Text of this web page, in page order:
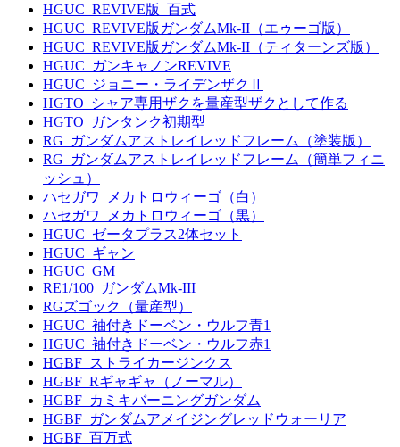
HGUC_REVIVE版_百式
HGUC_REVIVE版ガンダムMk-II（エゥーゴ版）
HGUC_REVIVE版ガンダムMk-II（ティターンズ版）
HGUC_ガンキャノンREVIVE
HGUC_ジョニー・ライデンザクⅡ
HGTO_シャア専用ザクを量産型ザクとして作る
HGTO_ガンタンク初期型
RG_ガンダムアストレイレッドフレーム（塗装版）
RG_ガンダムアストレイレッドフレーム（簡単フィニ
ッシュ）
ハセガワ_メカトロウィーゴ（白）
ハセガワ_メカトロウィーゴ（黒）
HGUC_ゼータプラス2体セット
HGUC_ギャン
HGUC_GM
RE1/100_ガンダムMk-III
RGズゴック（量産型）
HGUC_袖付きドーベン・ウルフ青1
HGUC_袖付きドーベン・ウルフ赤1
HGBF_ストライカージンクス
HGBF_Rギャギャ（ノーマル）
HGBF_カミキバーニングガンダム
HGBF_ガンダムアメイジングレッドウォーリア
HGBF_百万式